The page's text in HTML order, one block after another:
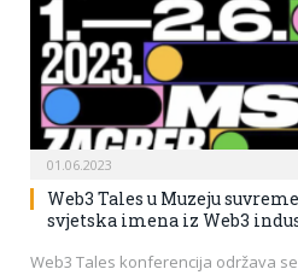
01.06.2023
Web3 Tales u Muzeju
svjetska imena iz Web3
Web3 Tales konferencija održava se